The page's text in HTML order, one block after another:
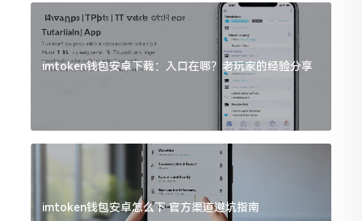
imtoken钱包安卓下载：入口在哪？老玩家的经验分享
imtoken钱包安卓怎么下 官方渠道避坑指南